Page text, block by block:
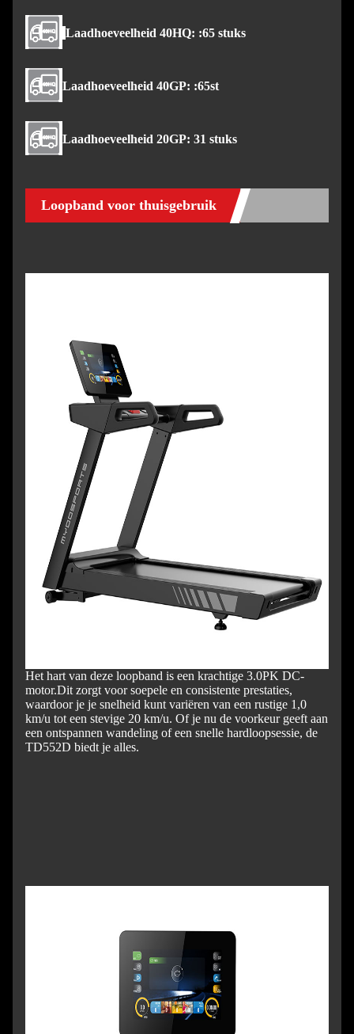
Laadhoeveelheid 40HQ: :65 stuks
Laadhoeveelheid 40GP: :65st
Laadhoeveelheid 20GP: 31 stuks
Loopband voor thuisgebruik
Het hart van deze loopband is een krachtige 3.0PK DC-
motor.Dit zorgt voor soepele en consistente prestaties,
waardoor je je snelheid kunt variëren van een rustige 1,0
km/u tot een stevige 20 km/u. Of je nu de voorkeur geeft aan
een ontspannen wandeling of een snelle hardloopsessie, de
TD552D biedt je alles.